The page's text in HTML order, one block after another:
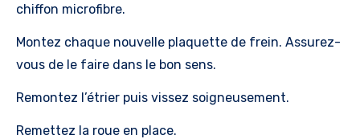
chiffon microfibre.
Montez chaque nouvelle plaquette de frein. Assurez-
vous de le faire dans le bon sens.
Remontez l’étrier puis vissez soigneusement.
Remettez la roue en place.